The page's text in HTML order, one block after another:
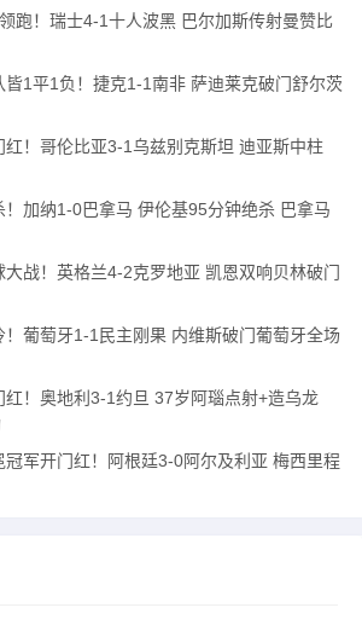
跑！瑞士4-1十人波黑 巴尔加斯传射曼赞比
1平1负！捷克1-1南非 萨迪莱克破门舒尔茨
！哥伦比亚3-1乌兹别克斯坦 迪亚斯中柱
加纳1-0巴拿马 伊伦基95分钟绝杀 巴拿马
战！英格兰4-2克罗地亚 凯恩双响贝林破门
葡萄牙1-1民主刚果 内维斯破门葡萄牙全场
！奥地利3-1约旦 37岁阿瑙点射+造乌龙
军开门红！阿根廷3-0阿尔及利亚 梅西里程